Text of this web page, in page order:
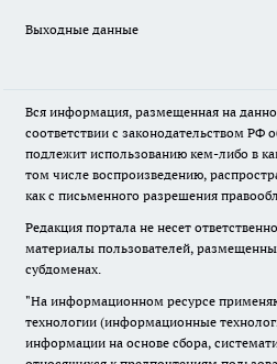
Выходные данные
Вся информация, размещенная на
соответствии с законодательством РФ
подлежит использованию кем-либо в
том числе воспроизведению,
как с письменного разрешения
Редакция портала не несет
материалы пользователей,
субдоменах.
"На информационном ресурсе
технологии (информационные
информации на основе сбора,